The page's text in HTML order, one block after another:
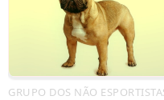
GRUPO DOS NÃO